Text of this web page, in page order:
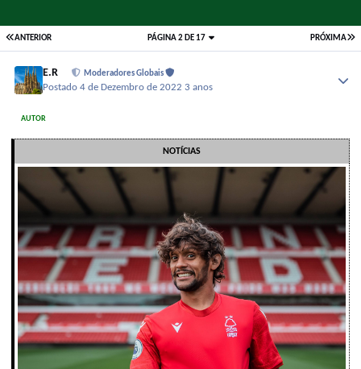
ANTERIOR PRÓXIMA
PÁGINA 2 DE 17
E.R Moderadores Globais
Postado4 de Dezembro de 2022 3 anos
AUTOR
NOTÍCIAS